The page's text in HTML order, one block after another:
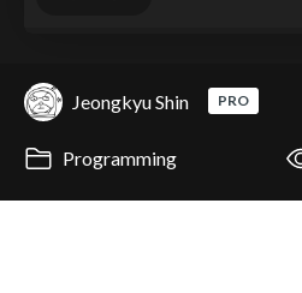
Jeongkyu Shin PRO
Programming